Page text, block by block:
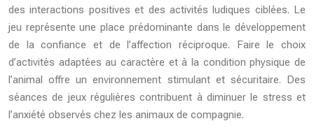
des interactions positives et des activités ludiques ciblées. Le
jeu représente une place prédominante dans le développement
de la confiance et de l’affection réciproque. Faire le choix
d’activités adaptées au caractère et à la condition physique de
l’animal offre un environnement stimulant et sécuritaire. Des
séances de jeux régulières contribuent à diminuer le stress et
l’anxiété observés chez les animaux de compagnie.